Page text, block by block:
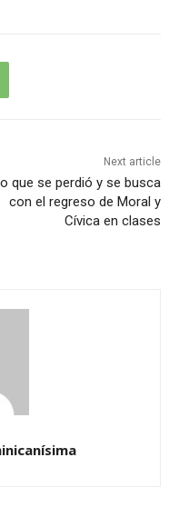
Next article
que se perdió y se busca
con el regreso de Moral y
Cívica en clases